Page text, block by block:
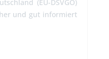
(EU-DSVGO)
und gut informiert